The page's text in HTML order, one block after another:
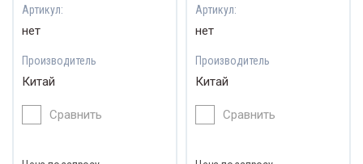
Артикул:
нет
Производитель
Китай
Сравнить
Артикул:
нет
Производитель
Китай
Сравнить